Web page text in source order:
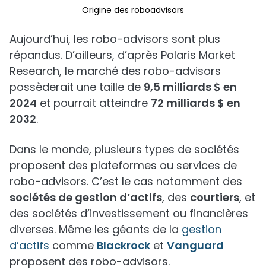
Origine des roboadvisors
Aujourd’hui, les robo-advisors sont plus
répandus. D’ailleurs, d’après Polaris Market
Research, le marché des robo-advisors
possèderait une taille de 9,5 milliards $ en
2024 et pourrait atteindre 72 milliards $ en
2032.
Dans le monde, plusieurs types de sociétés
proposent des plateformes ou services de
robo-advisors. C’est le cas notamment des
sociétés de gestion d’actifs, des courtiers, et
des sociétés d’investissement ou financières
diverses. Même les géants de la gestion
d’actifs comme Blackrock et Vanguard
proposent des robo-advisors.